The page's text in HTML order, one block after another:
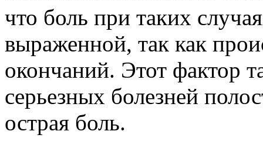
что боль при таких
выраженной, так как
окончаний. Этот фактор
серьезных болезней
острая боль.